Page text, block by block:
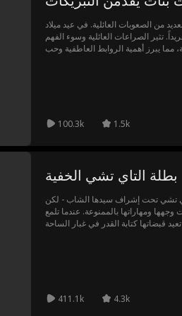
خلال هذه المحن، يكسب احترام عائلته
من الصعوبات العائلية. في عيد ميلاد
تثير الصراعات العائلية وسوء الفهم
مما يبرز أهمية الروابط العاطفية وحب
100.3k 1.5k
بطلة التاي تشي الخفية
تشي تحت إشراف سيدها الشاب - لكن
ومهاراتها بالممنوعة. عندما تلمع
411.1k 4.3k